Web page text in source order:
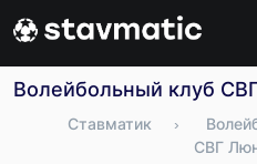
Волейбольный клуб
Ставматик ›
СВГ